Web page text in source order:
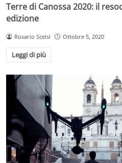
Terre di Canossa 2020: il
edizione
Rosario Scelsi Ottobre 5, 2020
Leggi di più